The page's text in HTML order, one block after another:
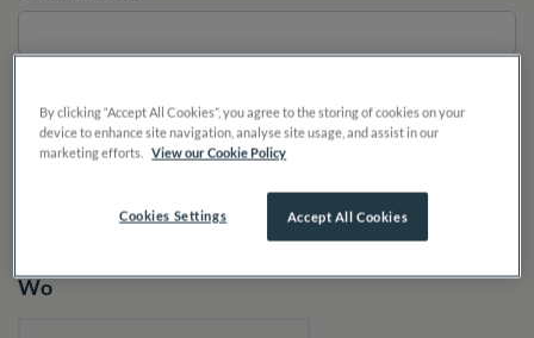
Wo
By clicking “Accept All Cookies”, you agree to the storing of cookies on your
device to enhance site navigation, analyse site usage, and assist in our
marketing efforts. View our Cookie Policy
Accept All Cookies
Cookies Settings